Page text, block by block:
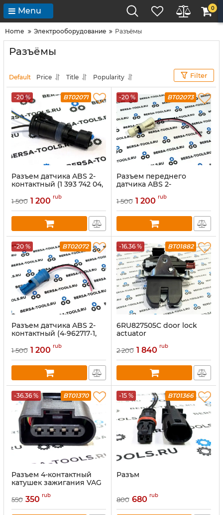
Menu 0
Home Электрооборудование Разъёмы
Разъёмы
Default Price Title Popularity Filter
-20 % BT02071
Разъем датчика ABS 2-
контактный (1 393 742 04,
1 500 1 200 rub
-20 % BT02073
Разъем переднего
датчика ABS 2-
4‑963505‑1, 1 393 748 04)
1 500 1 200 rub
-20 % BT02072
Разъем датчика ABS 2-
контактный (4‑962717‑1,
1 500 1 200 rub
-16.36 % BT01882
6RU827505C door lock
actuator
2 200 1 840 rub
-36.36 % BT01370
Разъем 4-контактный
катушек зажигания VAG
550 350 rub
-15 % BT01366
Разъм
800 680 rub